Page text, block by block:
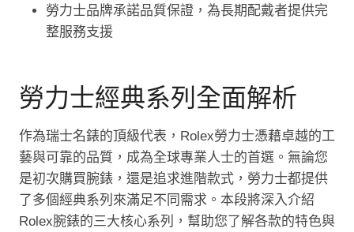
勞力士品牌承諾品質保證，為長期配戴者提供完
整服務支援
勞力士經典系列全面解析
作為瑞士名錶的頂級代表，Rolex勞力士憑藉卓越的工
藝與可靠的品質，成為全球專業人士的首選。無論您
是初次購買腕錶，還是追求進階款式，勞力士都提供
了多個經典系列來滿足不同需求。本段將深入介紹
Rolex腕錶的三大核心系列，幫助您了解各款的特色與